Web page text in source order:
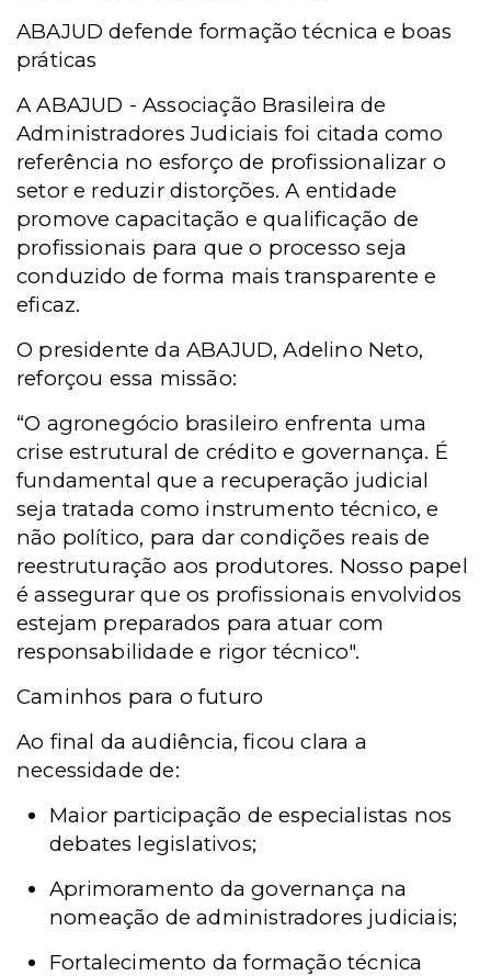
ABAJUD defende formação técnica e boas
práticas
A ABAJUD - Associação Brasileira de
Administradores Judiciais foi citada como
referência no esforço de profissionalizar o
setor e reduzir distorções. A entidade
promove capacitação e qualificação de
profissionais para que o processo seja
conduzido de forma mais transparente e
eficaz.
O presidente da ABAJUD, Adelino Neto,
reforçou essa missão:
“O agronegócio brasileiro enfrenta uma
crise estrutural de crédito e governança. É
fundamental que a recuperação judicial
seja tratada como instrumento técnico, e
não político, para dar condições reais de
reestruturação aos produtores. Nosso papel
é assegurar que os profissionais envolvidos
estejam preparados para atuar com
responsabilidade e rigor técnico".
Caminhos para o futuro
Ao final da audiência, ficou clara a
necessidade de:
Maior participação de especialistas nos
debates legislativos;
Aprimoramento da governança na
nomeação de administradores judiciais;
Fortalecimento da formação técnica